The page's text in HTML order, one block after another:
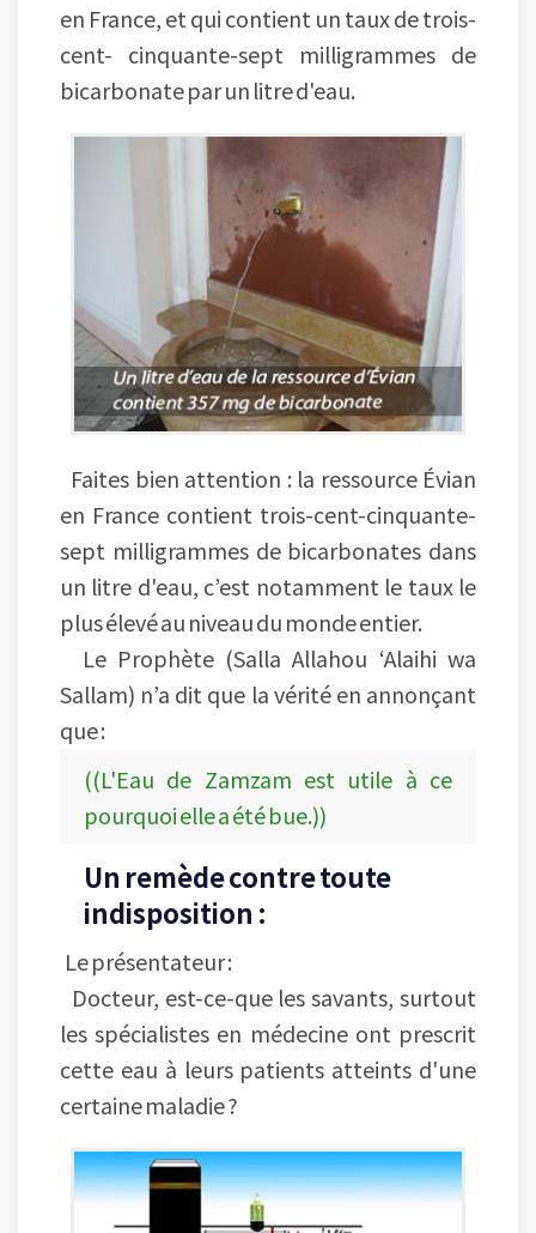
en France, et qui contient un taux de trois-
cent- cinquante-sept milligrammes de
bicarbonate par un litre d'eau.
Faites bien attention : la ressource Évian
en France contient trois-cent-cinquante-
sept milligrammes de bicarbonates dans
un litre d'eau, c’est notamment le taux le
plus élevé au niveau du monde entier.
Le Prophète (Salla Allahou ‘Alaihi wa
Sallam) n’a dit que la vérité en annonçant
que :
((L'Eau de Zamzam est utile à ce
pourquoi elle a été bue.))
Un remède contre toute
indisposition :
Le présentateur :
Docteur, est-ce-que les savants, surtout
les spécialistes en médecine ont prescrit
cette eau à leurs patients atteints d'une
certaine maladie ?